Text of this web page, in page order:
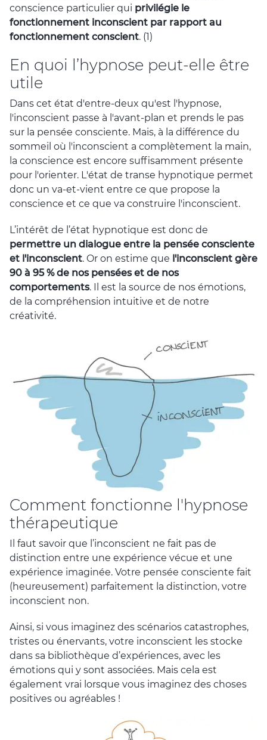
conscience particulier qui privilégie le
fonctionnement inconscient par rapport au
fonctionnement conscient. (1)
En quoi l’hypnose peut-elle être
utile
Dans cet état d'entre-deux qu'est l'hypnose,
l'inconscient passe à l'avant-plan et prends le pas
sur la pensée consciente. Mais, à la différence du
sommeil où l'inconscient a complètement la main,
la conscience est encore suffisamment présente
pour l'orienter. L'état de transe hypnotique permet
donc un va-et-vient entre ce que propose la
conscience et ce que va construire l'inconscient.
L’intérêt de l’état hypnotique est donc de
permettre un dialogue entre la pensée consciente
et l'inconscient. Or on estime que l'inconscient gère
90 à 95 % de nos pensées et de nos
comportements. Il est la source de nos émotions,
de la compréhension intuitive et de notre
créativité.
Comment fonctionne l'hypnose
thérapeutique
Il faut savoir que l’inconscient ne fait pas de
distinction entre une expérience vécue et une
expérience imaginée. Votre pensée consciente fait
(heureusement) parfaitement la distinction, votre
inconscient non.
Ainsi, si vous imaginez des scénarios catastrophes,
tristes ou énervants, votre inconscient les stocke
dans sa bibliothèque d’expériences, avec les
émotions qui y sont associées. Mais cela est
également vrai lorsque vous imaginez des choses
positives ou agréables !